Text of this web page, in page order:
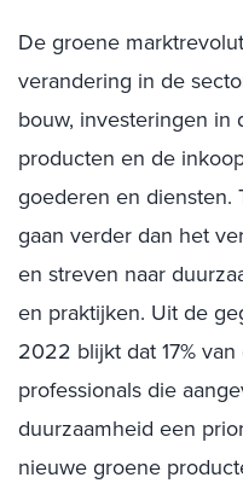
De groene
verandering in de
bouw, investeringen in
producten en de
goederen en diensten.
gaan verder dan het
en streven naar
en praktijken. Uit de
2022 blijkt dat 17%
professionals die
duurzaamheid een
nieuwe groene